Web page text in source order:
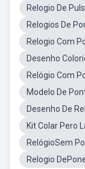
Relogio De
Relogios De
Relogio Com
Desenho
Relógio Com
Modelo De
Desenho De
Kit Colar Pero
RelógioSem
Relogio